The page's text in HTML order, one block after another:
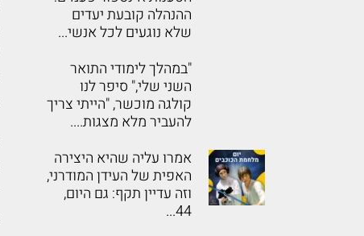
ההנהלה קובעת יעדים
שלא נוגעים לכל אנשי...
"במהלך לימודי התואר
השני שלי," סיפר לנו
קולגה מוכשר, "הייתי צריך
להעביר מלא מצגות....
אמרו עליה שהיא היצירה
האפית של העידן המודרני,
וזה עדיין תקף: גם היום,
44...